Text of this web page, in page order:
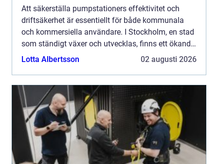
Att säkerställa pumpstationers effektivitet och
driftsäkerhet är essentiellt för både kommunala
och kommersiella användare. I Stockholm, en stad
som ständigt växer och utvecklas, finns ett ökande
beh...
Lotta Albertsson 02 augusti 2026